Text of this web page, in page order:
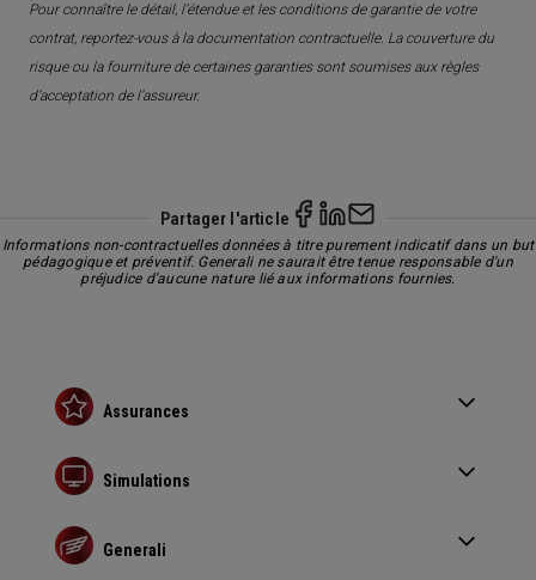
Pour connaître le détail, l’étendue et les conditions de garantie de votre
contrat, reportez-vous à la documentation contractuelle. La couverture du
risque ou la fourniture de certaines garanties sont soumises aux règles
d’acceptation de l’assureur.
Partager l'article
Informations non-contractuelles données à titre purement indicatif dans un but
pédagogique et préventif. Generali ne saurait être tenue responsable d'un
préjudice d'aucune nature lié aux informations fournies.
Assurances
Assurance habitation
Assurance prêt immobilier
Complémentaire santé senior
Simulations
Devis assurance habitation
Simulation assurance de prêt immobilier
Generali